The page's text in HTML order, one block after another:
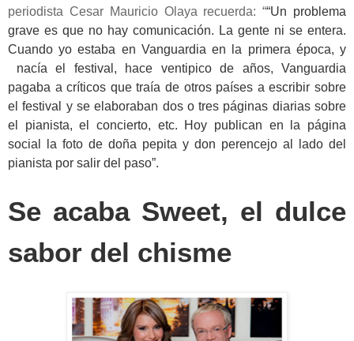
periodista Cesar Mauricio Olaya recuerda: ““Un problema
grave es que no hay comunicación. La gente ni se entera.
Cuando yo estaba en Vanguardia en la primera época, y
nacía el festival, hace ventipico de años, Vanguardia
pagaba a críticos que traía de otros países a escribir sobre
el festival y se elaboraban dos o tres páginas diarias sobre
el pianista, el concierto, etc. Hoy publican en la página
social la foto de doña pepita y don perencejo al lado del
pianista por salir del paso”.
Se acaba Sweet, el dulce
sabor del chisme